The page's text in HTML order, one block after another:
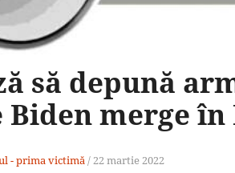
să depună
Biden merge în
- prima victimă / 22 martie 2022